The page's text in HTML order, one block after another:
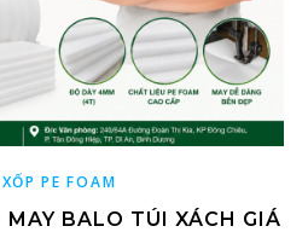
PE FOAM
MAY BALO TÚI XÁCH GIÁ